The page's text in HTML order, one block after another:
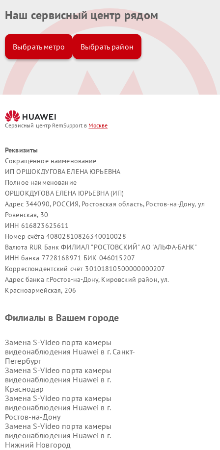
Наш сервисный центр рядом
Выбрать метро Выбрать район
Сервисный центр RemSupport в Москве
Реквизиты
Сокращённое наименование
ИП ОРШОКДУГОВА ЕЛЕНА ЮРЬЕВНА
Полное наименование
ОРШОКДУГОВА ЕЛЕНА ЮРЬЕВНА (ИП)
Адрес 344090, РОССИЯ, Ростовская область, Ростов-на-Дону, ул
Ровенская, 30
ИНН 616823625611
Номер счёта 40802810826340010028
Валюта RUR Банк ФИЛИАЛ "РОСТОВСКИЙ" АО "АЛЬФА-БАНК"
ИНН банка 7728168971 БИК 046015207
Корреспондентский счёт 30101810500000000207
Адрес банка г.Ростов-на-Дону, Кировский район, ул.
Красноармейская, 206
Филиалы в Вашем городе
Замена S-Video порта камеры
видеонаблюдения Huawei в г. Санкт-
Петербург
Замена S-Video порта камеры
видеонаблюдения Huawei в г.
Краснодар
Замена S-Video порта камеры
видеонаблюдения Huawei в г.
Ростов-на-Дону
Замена S-Video порта камеры
видеонаблюдения Huawei в г.
Нижний Новгород